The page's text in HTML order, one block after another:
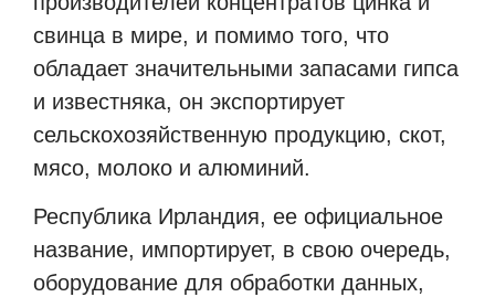
свинца в мире, и помимо того, что
обладает значительными запасами гипса
и известняка, он экспортирует
сельскохозяйственную продукцию, скот,
мясо, молоко и алюминий.
Республика Ирландия, ее официальное
название, импортирует, в свою очередь,
оборудование для обработки данных,